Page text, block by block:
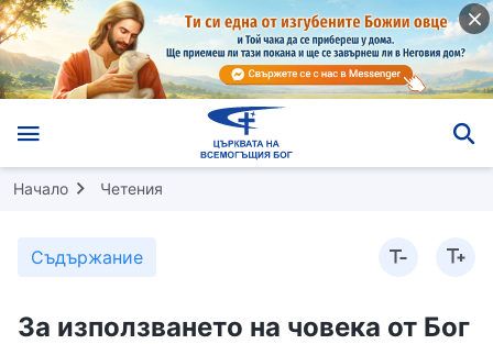
Начало Четения
Съдържание
За използването на човека от Бог